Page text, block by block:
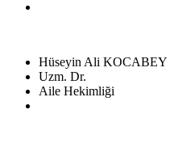
Hüseyin Ali KOCABEY
Uzm. Dr.
Aile Hekimliği